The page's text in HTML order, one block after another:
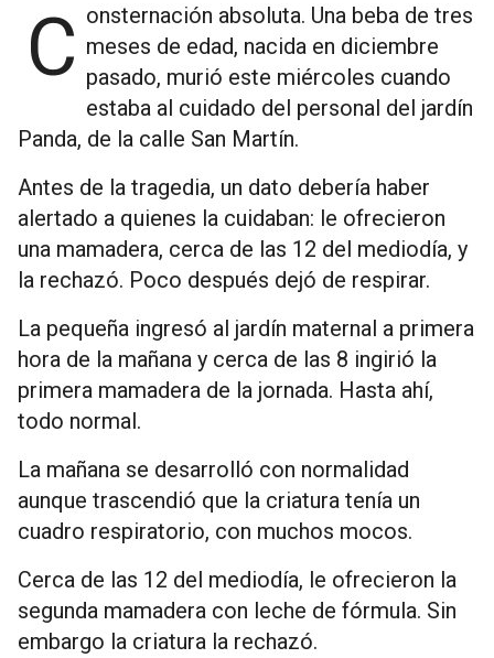
Consternación absoluta. Una beba de tres meses de edad, nacida en diciembre
pasado, murió este miércoles cuando
estaba al cuidado del personal del jardín
Panda, de la calle San Martín.
Antes de la tragedia, un dato debería haber
alertado a quienes la cuidaban: le ofrecieron
una mamadera, cerca de las 12 del mediodía, y
la rechazó. Poco después dejó de respirar.
La pequeña ingresó al jardín maternal a primera
hora de la mañana y cerca de las 8 ingirió la
primera mamadera de la jornada. Hasta ahí,
todo normal.
La mañana se desarrolló con normalidad
aunque trascendió que la criatura tenía un
cuadro respiratorio, con muchos mocos.
Cerca de las 12 del mediodía, le ofrecieron la
segunda mamadera con leche de fórmula. Sin
embargo la criatura la rechazó.